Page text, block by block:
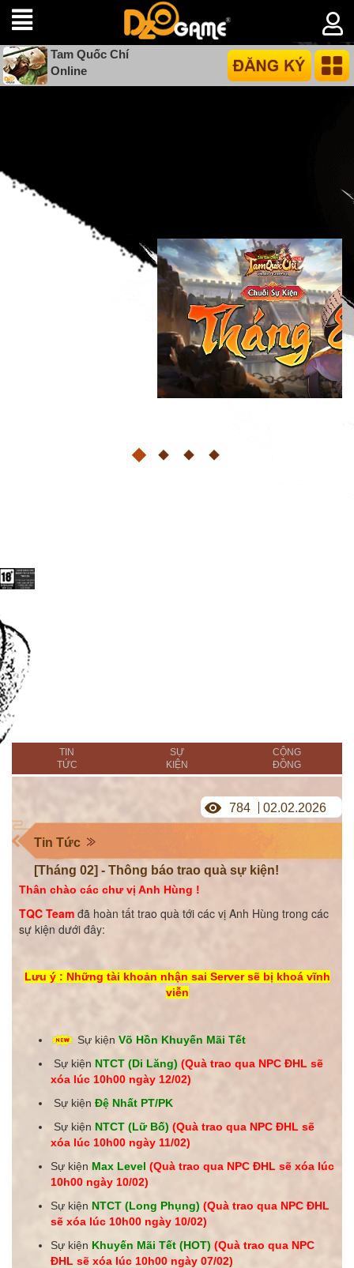
Tam Quốc Chí
Online
TIN
TỨC
SỰ
KIỆN
CỘNG
ĐỒNG
Tin Tức
[Tháng 02] - Thông báo trao quà sự kiện!
784 02.02.2026
Thân chào các chư vị Anh Hùng !
TQC Team đã hoàn tất trao quà tới các vị Anh Hùng trong các
sự kiện dưới đây:
Lưu ý : Những tài khoản nhận sai Server sẽ bị khoá vĩnh
viễn
Sự kiện Võ Hồn Khuyến Mãi Tết
Sự kiện NTCT (Di Lăng)(Quà trao qua NPC ĐHL sẽ
xóa lúc 10h00 ngày 12/02)
Sự kiện Đệ Nhất PT/PK
Sự kiện NTCT (Lữ Bố)(Quà trao qua NPC ĐHL sẽ
xóa lúc 10h00 ngày 11/02)
Sự kiện Max Level(Quà trao qua NPC ĐHL sẽ xóa lúc
10h00 ngày 10/02)
Sự kiện NTCT (Long Phụng)(Quà trao qua NPC ĐHL
sẽ xóa lúc 10h00 ngày 10/02)
Sự kiện Khuyến Mãi Tết (HOT)(Quà trao qua NPC
ĐHL sẽ xóa lúc 10h00 ngày 07/02)